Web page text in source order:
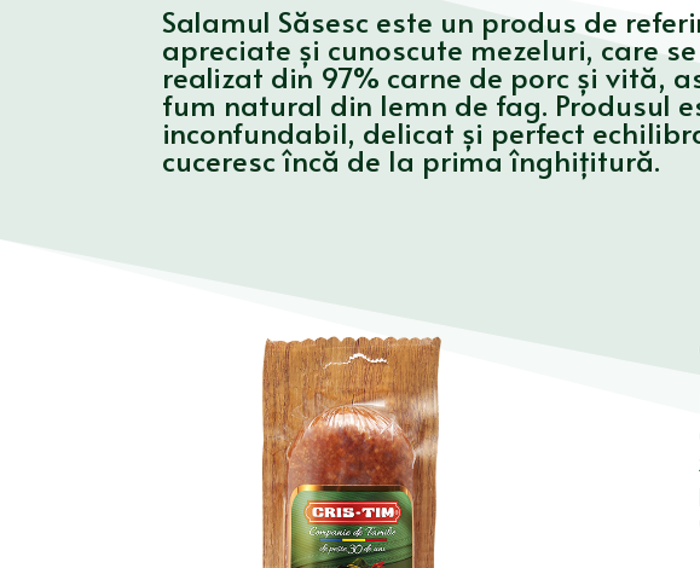
Salamul Săsesc este un produs de
apreciate şi cunoscute mezeluri, care
realizat din 97% carne de porc și vită,
fum natural din lemn de fag. Produsul
inconfundabil, delicat şi perfect
cuceresc încă de la prima înghițitură.